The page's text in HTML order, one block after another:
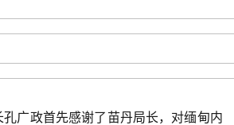
孔广政首先感谢了苗丹局长，对缅甸内